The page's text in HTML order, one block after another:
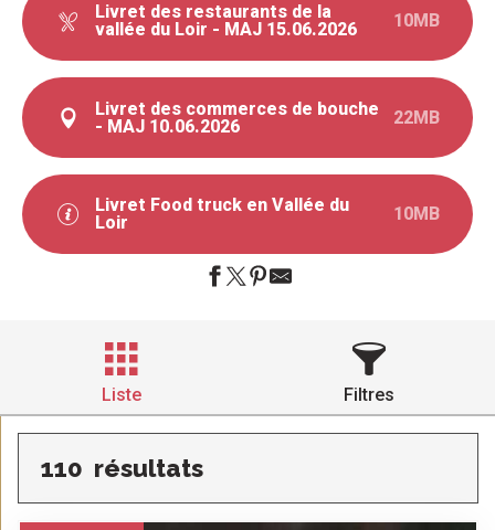
Livret des restaurants de la
vallée du Loir - MAJ 15.06.2026
10MB
Livret des commerces de bouche
- MAJ 10.06.2026
22MB
Livret Food truck en Vallée du
Loir
10MB
Liste Filtres
110 résultats